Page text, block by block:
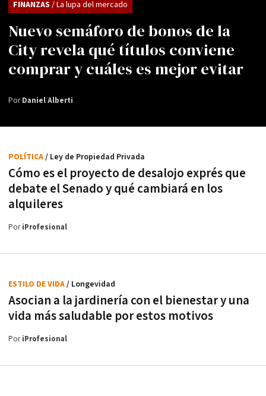
Nuevo semáforo de bonos de la
City revela qué títulos conviene
comprar y cuáles es mejor evitar
FINANZAS / La lupa del mercado
PorDaniel Alberti
Cómo es el proyecto de desalojo exprés que
debate el Senado y qué cambiará en los
alquileres
POLÍTICA/ Ley de Propiedad Privada
PoriProfesional
Asocian a la jardinería con el bienestar y una
vida más saludable por estos motivos
ESTILO DE VIDA/ Longevidad
PoriProfesional